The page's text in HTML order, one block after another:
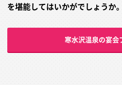
を堪能してはいかがでしょうか。
寒水沢温泉の宴会